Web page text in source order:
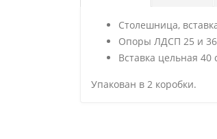
Столешница,
Опоры ЛДСП 25 и
Вставка цельная
Упакован в 2 коробки.